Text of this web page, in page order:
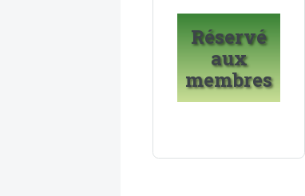
Réservé
aux
membres